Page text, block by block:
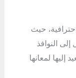
حيث
النوافذ
إليها لمعانها